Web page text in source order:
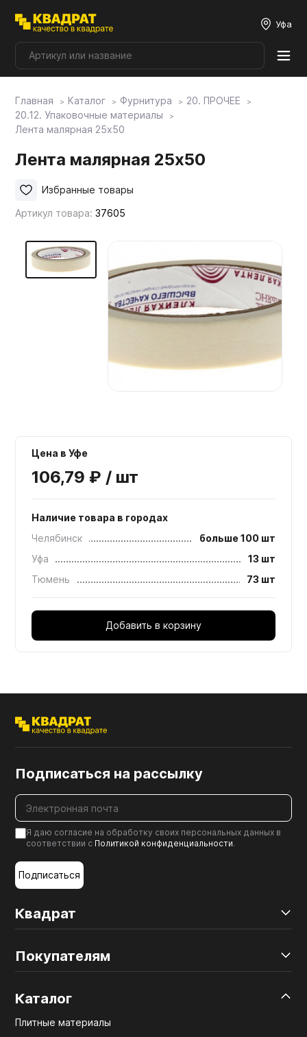
Уфа
Плитные материалы
Столешницы
Мой ЭГГЕР
Фасады
Мебельные образцы, каталоги
Главная Каталог Фурнитура
20. ПРОЧЕЕ
20.12. Упаковочные материалы
Лента малярная 25х50
Лента малярная 25х50
Артикул товара:37605
Избранные товары
Цена в Уфе
106,79 ₽ / шт
Наличие товара в городах
Челябинск
больше 100 шт
Уфа
13 шт
Тюмень
73 шт
Добавить в корзину
Квадрат
Покупателям
Каталог
Плитные материалы
Подписаться на рассылку
Я даю согласие на обработку своих персональных данных в
соответствии с Политикой конфиденциальности.
Подписаться